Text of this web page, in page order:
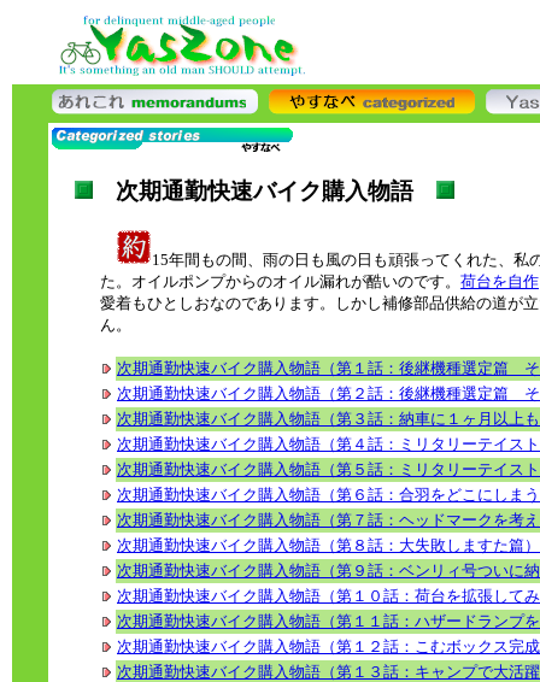
次期通勤快速バイク購入物語
15年間もの間、雨の日も風の日も頑張ってくれた、私
た。オイルポンプからのオイル漏れが酷いのです。 荷台を自作
愛着もひとしおなのであります。しかし補修部品供給の道が
ん。
次期通勤快速バイク購入物語（第１話：後継機種選定篇
次期通勤快速バイク購入物語（第２話：後継機種選定篇
次期通勤快速バイク購入物語（第３話：納車に１ヶ月以上
次期通勤快速バイク購入物語（第４話：ミリタリーテイス
次期通勤快速バイク購入物語（第５話：ミリタリーテイス
次期通勤快速バイク購入物語（第６話：合羽をどこにしま
次期通勤快速バイク購入物語（第７話：ヘッドマークを考
次期通勤快速バイク購入物語（第８話：大失敗しますた篇）
次期通勤快速バイク購入物語（第９話：ベンリィ号ついに
次期通勤快速バイク購入物語（第１０話：荷台を拡張して
次期通勤快速バイク購入物語（第１１話：ハザードランプ
次期通勤快速バイク購入物語（第１２話：こむボックス完
次期通勤快速バイク購入物語（第１３話：キャンプで大活